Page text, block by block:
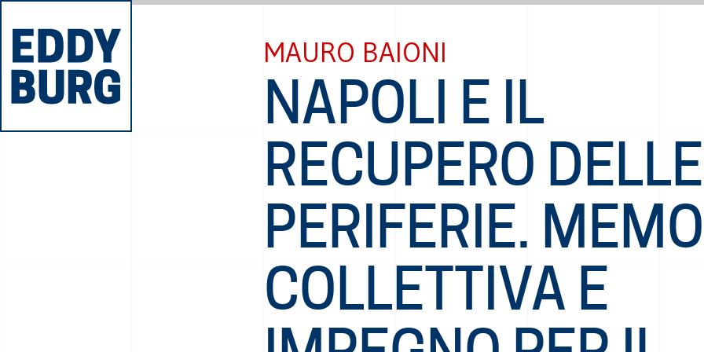
MAURO BAIONI
NAPOLI E IL
RECUPERO DELLE
PERIFERIE.
COLLETTIVA E